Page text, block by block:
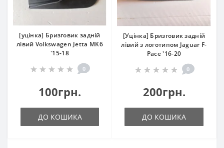
[уцінка] Бризговик задній
лівий Volkswagen Jetta MK6
'15-18
0
100грн.
ДО КОШИКА
[Уцінка] Бризговик задній
лівий з логотипом Jaguar F-
Pace '16-20
0
200грн.
ДО КОШИКА